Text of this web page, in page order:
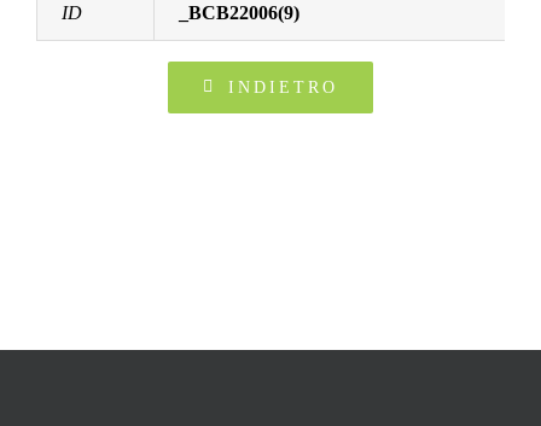
ID _BCB22006(9)
INDIETRO